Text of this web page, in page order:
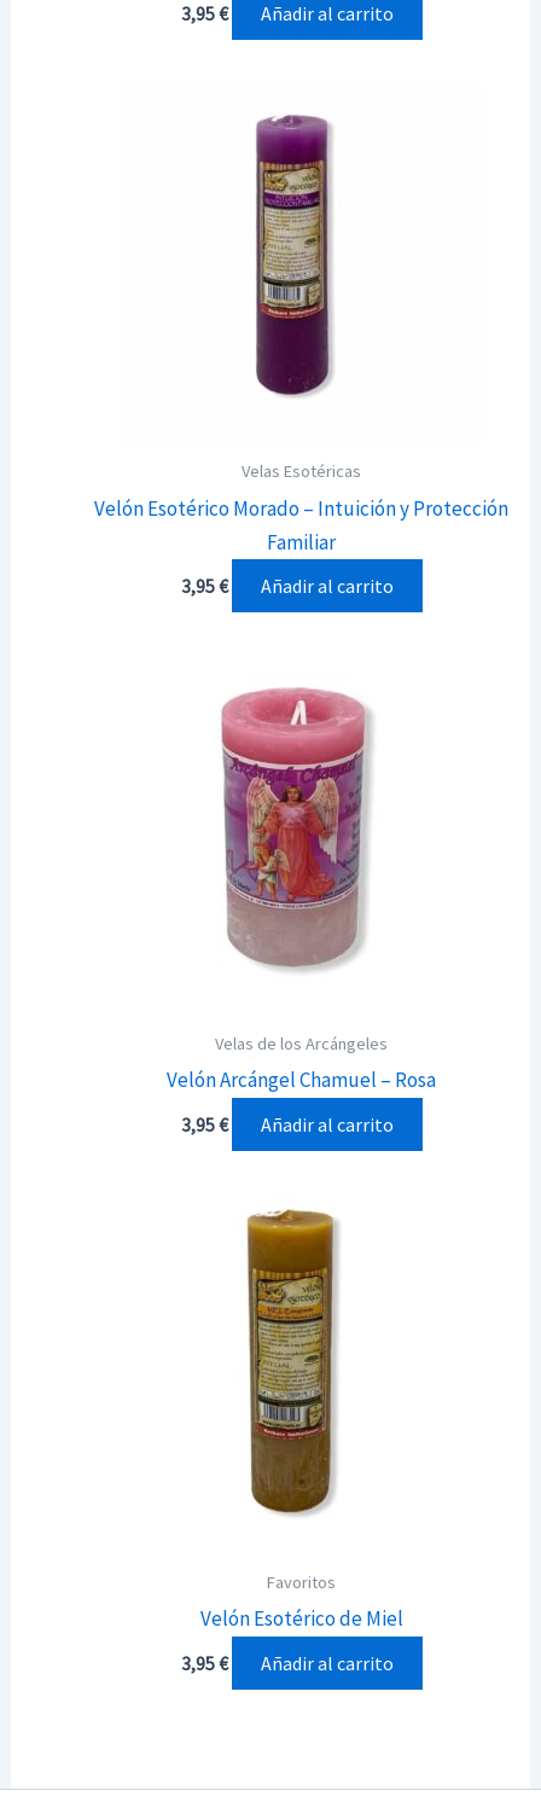
3,95€ Añadir al carrito
Velas Esotéricas
Velón Esotérico Morado – Intuición y Protección
Familiar
3,95€ Añadir al carrito
Velas de los Arcángeles
Velón Arcángel Chamuel – Rosa
3,95€ Añadir al carrito
Favoritos
Velón Esotérico de Miel
3,95€ Añadir al carrito